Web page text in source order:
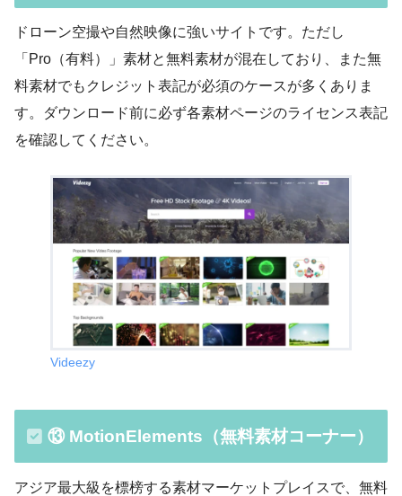
ドローン空撮や自然映像に強いサイトです。ただし
「Pro（有料）」素材と無料素材が混在しており、また無
料素材でもクレジット表記が必須のケースが多くありま
す。ダウンロード前に必ず各素材ページのライセンス表記
を確認してください。
Videezy
⑬ MotionElements（無料素材コーナー）
アジア最大級を標榜する素材マーケットプレイスで、無料